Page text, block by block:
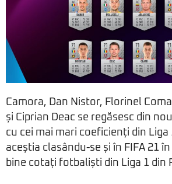
Camora, Dan Nistor, Florinel
și Ciprian Deac se regăsesc din
cu cei mai mari coeficienți din Liga
aceștia clasându-se și în FIFA 21
bine cotați fotbaliști din Liga 1 din